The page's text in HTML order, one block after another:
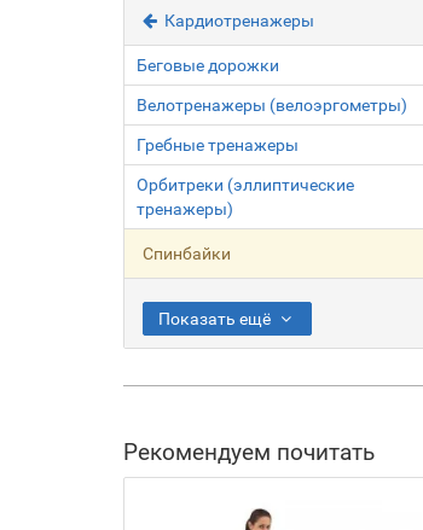
Кардиотренажеры
Беговые дорожки
Велотренажеры (велоэргометры)
Гребные тренажеры
Орбитреки (эллиптические
тренажеры)
Спинбайки
Показать ещё
Рекомендуем почитать